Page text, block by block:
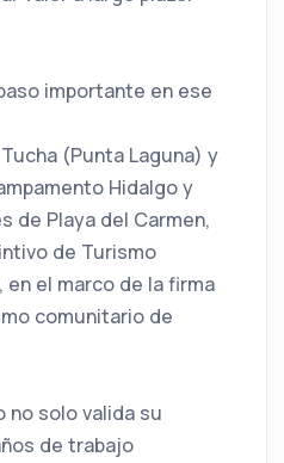
importante en ese
(Punta Laguna) y
Hidalgo y
de Playa del Carmen,
de Turismo
el marco de la firma
comunitario de
no solo valida su
de trabajo